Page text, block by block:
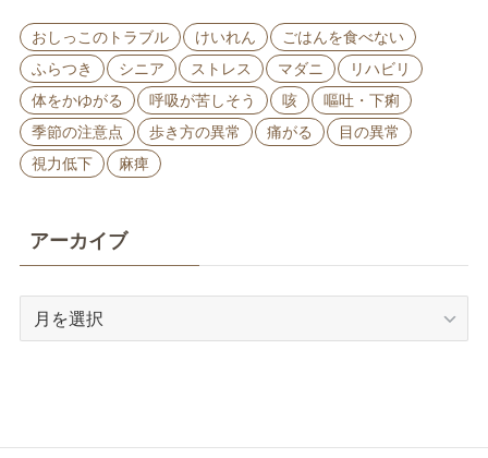
おしっこのトラブル けいれん
ごはんを食べない
ふらつき
シニア ストレス マダニ
リハビリ
体をかゆがる
呼吸が苦しそう 咳
嘔吐・下痢
季節の注意点
歩き方の異常 痛がる
目の異常
視力低下
麻痺
アーカイブ